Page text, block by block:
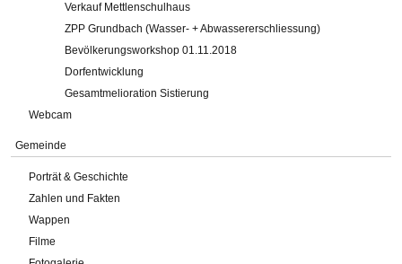
Verkauf Mettlenschulhaus
ZPP Grundbach (Wasser- + Abwassererschliessung)
Bevölkerungsworkshop 01.11.2018
Dorfentwicklung
Gesamtmelioration Sistierung
Webcam
Gemeinde
Porträt & Geschichte
Zahlen und Fakten
Wappen
Filme